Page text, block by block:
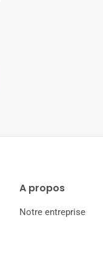
A propos
Notre entreprise